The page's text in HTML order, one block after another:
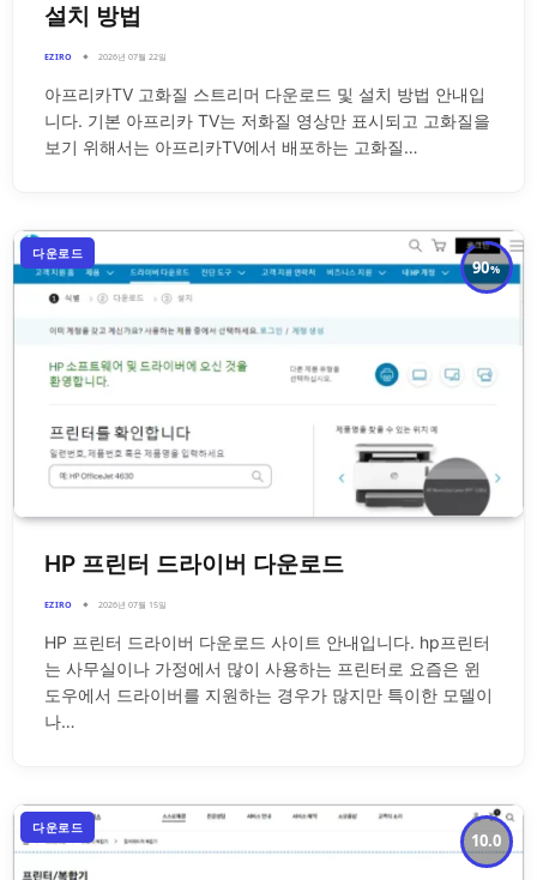
설치 방법
EZIRO 2026년 07월 22일
아프리카TV 고화질 스트리머 다운로드 및 설치 방법 안내입
니다. 기본 아프리카 TV는 저화질 영상만 표시되고 고화질을
보기 위해서는 아프리카TV에서 배포하는 고화질…
90
다운로드
HP 프린터 드라이버 다운로드
EZIRO 2026년 07월 15일
HP 프린터 드라이버 다운로드 사이트 안내입니다. hp프린터
는 사무실이나 가정에서 많이 사용하는 프린터로 요즘은 윈
도우에서 드라이버를 지원하는 경우가 많지만 특이한 모델이
나…
10.0
다운로드